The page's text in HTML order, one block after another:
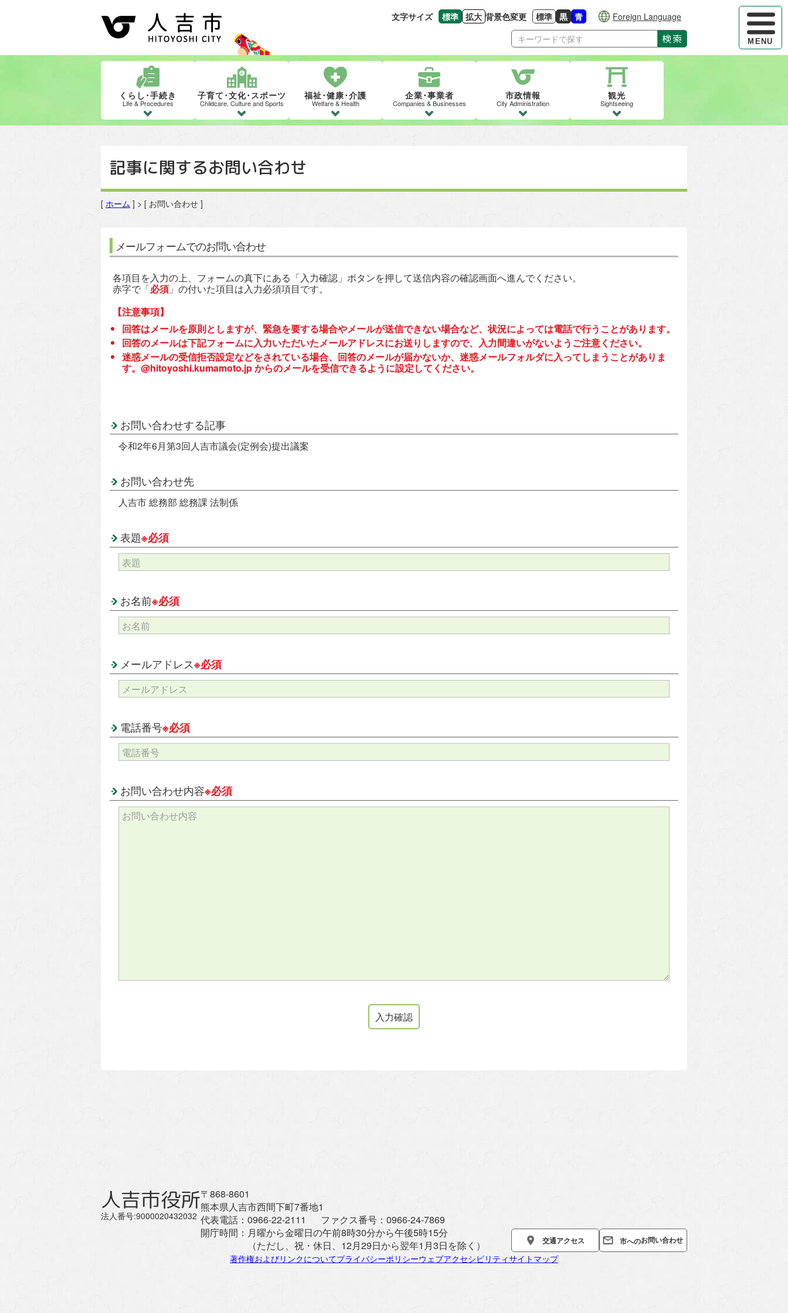
ハンバー
MENU
文字サイズ 標準
文字の大きさをもとの大きさに戻す
拡大
文字を大きくする
背景色変更 標準
背景色の変更：白
黒
背景色の変更：黒
青
背景色の変更：青
Foreign Language
検索
くらし･手続き
Life & Procedures
子育て･文化･スポーツ
Childcare, Culture and Sports
福祉･健康･介護
Welfare & Health
企業･事業者
Companies & Businesses
市政情報
City Administration
観光
Sightseeing
記事に関するお問い合わせ
[ ホーム ] > [ お問い合わせ ]
メールフォームでのお問い合わせ
各項目を入力の上、フォームの真下にある「入力確認」ボタンを押して送信内容の確認画面へ進んでください。
赤字で「必須 」の付いた項目は入力必須項目です。
【注意事項】
回答はメールを原則としますが、緊急を要する場合やメールが送信できない場合など、状況によっては電話で行うことがあります。
回答のメールは下記フォームに入力いただいたメールアドレスにお送りしますので、入力間違いがないようご注意ください。
迷惑メールの受信拒否設定などをされている場合、回答のメールが届かないか、迷惑メールフォルダに入ってしまうことがありま
す。@hitoyoshi.kumamoto.jp からのメールを受信できるように設定してください。
お問い合わせする記事
令和2年6月第3回人吉市議会(定例会)提出議案
お問い合わせ先
人吉市 総務部 総務課 法制係
表題※必須
お名前※必須
メールアドレス※必須
電話番号※必須
お問い合わせ内容※必須
人吉市役所
法人番号:9000020432032
〒868-8601
熊本県人吉市西間下町7番地1
代表電話： 0966-22-2111 ファクス番号： 0966-24-7869
開庁時間： 月曜から金曜日の午前8時30分から午後5時15分
（ただし、祝・休日、12月29日から翌年1月3日を除く）
交通アクセス 市へのお問い合わせ
著作権およびリンクについてプライバシーポリシーウェブアクセシビリティサイトマップ